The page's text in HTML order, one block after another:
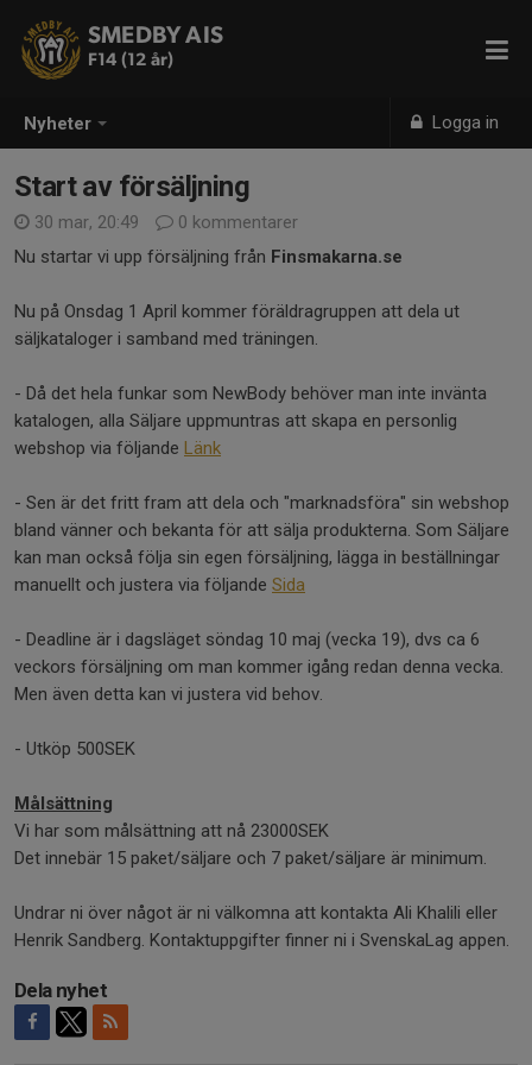
Nyheter Logga in
SMEDBY AIS
F14 (12 år)
Start av försäljning
30 mar, 20:49
0 kommentarer
Nu startar vi upp försäljning från Finsmakarna.se
Nu på Onsdag 1 April kommer föräldragruppen att dela ut
säljkataloger i samband med träningen.
- Då det hela funkar som NewBody behöver man inte invänta
katalogen, alla Säljare uppmuntras att skapa en personlig
webshop via följande Länk
- Sen är det fritt fram att dela och "marknadsföra" sin webshop
bland vänner och bekanta för att sälja produkterna. Som Säljare
kan man också följa sin egen försäljning, lägga in beställningar
manuellt och justera via följande Sida
- Deadline är i dagsläget söndag 10 maj (vecka 19), dvs ca 6
veckors försäljning om man kommer igång redan denna vecka.
Men även detta kan vi justera vid behov.
- Utköp 500SEK
Målsättning
Vi har som målsättning att nå 23000SEK
Det innebär 15 paket/säljare och 7 paket/säljare är minimum.
Undrar ni över något är ni välkomna att kontakta Ali Khalili eller
Henrik Sandberg. Kontaktuppgifter finner ni i SvenskaLag appen.
Dela nyhet